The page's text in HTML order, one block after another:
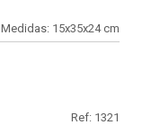
Medidas: 15x35x24 cm
Ref: 1321